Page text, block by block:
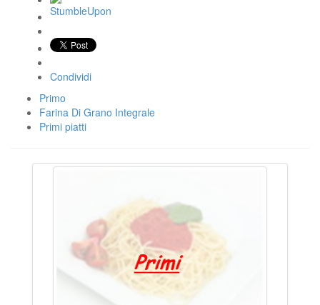
Condividi
Primo
Farina Di Grano Integrale
Primi piatti